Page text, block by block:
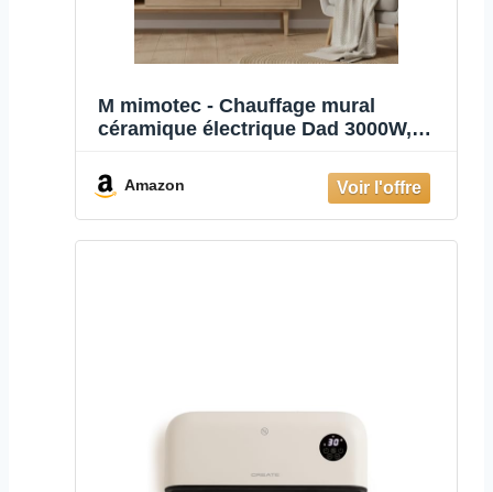
M mimotec - Chauffage mural
céramique électrique Dad 3000W,
télécommande, écran LED, minuterie
et grille oscillante, IPX2 et anti-
surchauffe, chauffage mural pour
intérieur.
Amazon